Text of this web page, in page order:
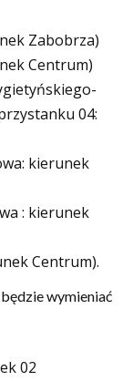
Zabobrza)
Centrum)
04:
kierunek
: kierunek
Centrum).
wymieniać
02